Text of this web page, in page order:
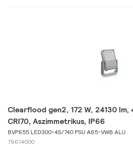
Clearflood gen2, 172 W, 24130 lm,
CRI70, Aszimmetrikus, IP66
BVP655 LED300-4S/740 PSU A65-VWB ALU
79614000